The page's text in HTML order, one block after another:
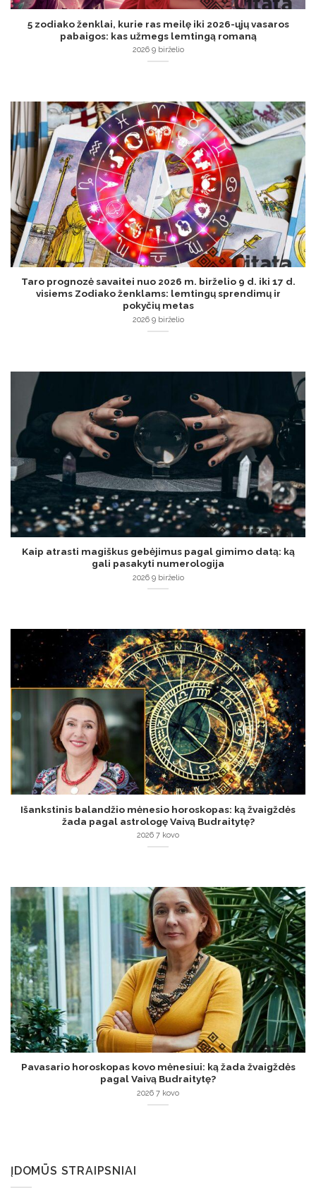
5 zodiako ženklai, kurie ras meilę iki 2026-ųjų vasaros
pabaigos: kas užmegs lemtingą romaną
2026 9 birželio
Taro prognozė savaitei nuo 2026 m. birželio 9 d. iki 17 d.
visiems Zodiako ženklams: lemtingų sprendimų ir
pokyčių metas
2026 9 birželio
Kaip atrasti magiškus gebėjimus pagal gimimo datą: ką
gali pasakyti numerologija
2026 9 birželio
Išankstinis balandžio mėnesio horoskopas: ką žvaigždės
žada pagal astrologę Vaivą Budraitytę?
2026 7 kovo
Pavasario horoskopas kovo mėnesiui: ką žada žvaigždės
pagal Vaivą Budraitytę?
2026 7 kovo
ĮDOMŪS STRAIPSNIAI